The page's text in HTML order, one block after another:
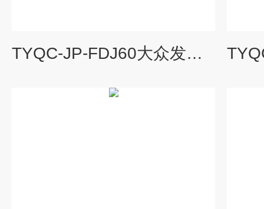
TYQC-JP-FDJ60大众发动机解剖展示台|汽车教学设备